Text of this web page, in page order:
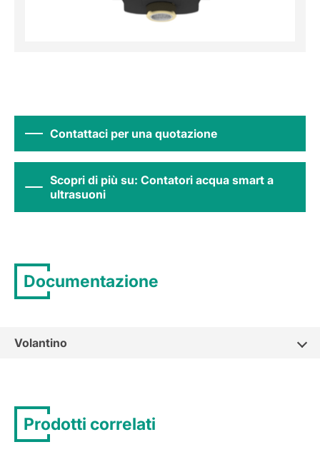
Contattaci per una quotazione
Scopri di più su: Contatori acqua smart a
ultrasuoni
Documentazione
Volantino
Prodotti correlati